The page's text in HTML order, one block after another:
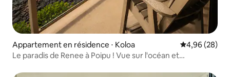
Appartement en résidence ⋅ Koloa Évaluation
4,96 (28)
Le paradis de Renee à Poipu ! Vue sur l'océan et